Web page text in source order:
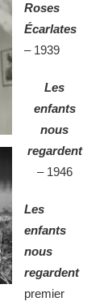
Roses
Écarlates
– 1939
Les
enfants
nous
regardent
– 1946
Les
enfants
nous
regardent
premier